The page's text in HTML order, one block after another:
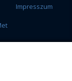
Impresszum